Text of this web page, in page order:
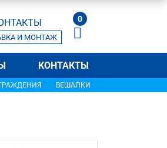
И МОНТАЖ
0
КОНТАКТЫ
ВЕШАЛКИ